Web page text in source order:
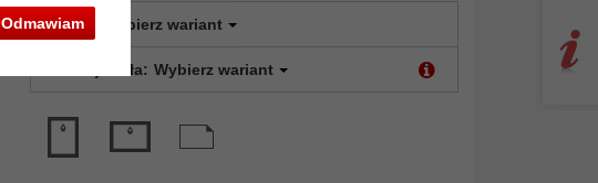
Odmawiam
kolor: Wybierz wariant
rodzaj szkła: Wybierz wariant